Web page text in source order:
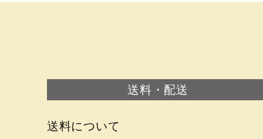
送料・配送
送料について